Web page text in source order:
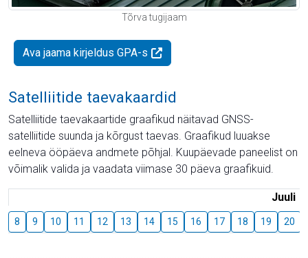
Tõrva tugijaam
Ava jaama kirjeldus GPA-s
Satelliitide taevakaardid
Satelliitide taevakaartide graafikud näitavad GNSS-
satelliitide suunda ja kõrgust taevas. Graafikud luuakse
eelneva ööpäeva andmete põhjal. Kuupäevade paneelist on
võimalik valida ja vaadata viimase 30 päeva graafikuid.
Juuli
8 9 10 11 12 13 14 15 16 17 18 19 20